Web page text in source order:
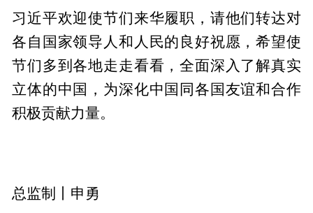
习近平欢迎使节们来华履职，请他们转达对
各自国家领导人和人民的良好祝愿，希望使
节们多到各地走走看看，全面深入了解真实
立体的中国，为深化中国同各国友谊和合作
积极贡献力量。
总监制丨申勇